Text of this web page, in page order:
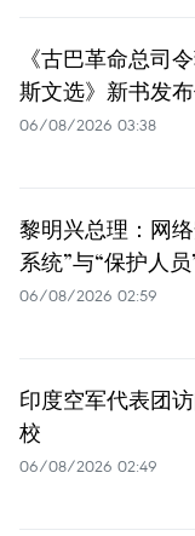
《古巴革命总司
斯文选》新书发
06/08/2026 03:38
黎明兴总理：网
系统”与“保护人
06/08/2026 02:59
印度空军代表团
校
06/08/2026 02:49